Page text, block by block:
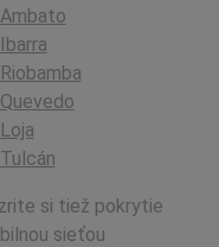
Ambato
Ibarra
Riobamba
Quevedo
Loja
Tulcán
si tiež pokrytie
sieťou